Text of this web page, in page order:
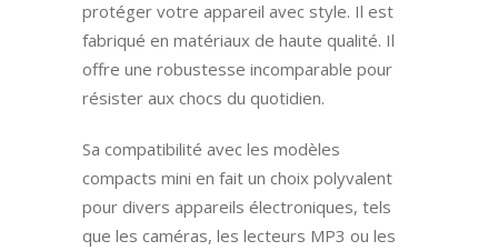
protéger votre appareil avec style. Il est
fabriqué en matériaux de haute qualité. Il
offre une robustesse incomparable pour
résister aux chocs du quotidien.
Sa compatibilité avec les modèles
compacts mini en fait un choix polyvalent
pour divers appareils électroniques, tels
que les caméras, les lecteurs MP3 ou les